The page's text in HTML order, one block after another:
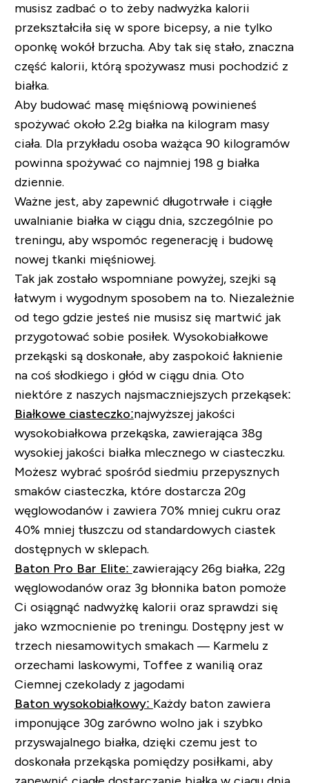
musisz zadbać o to żeby nadwyżka kalorii
przekształciła się w spore bicepsy, a nie tylko
oponkę wokół brzucha. Aby tak się stało, znaczna
część kalorii, którą spożywasz musi pochodzić z
białka.
Aby budować masę mięśniową powinieneś
spożywać około 2.2g białka na kilogram masy
ciała. Dla przykładu osoba ważąca 90 kilogramów
powinna spożywać co najmniej 198 g białka
dziennie.
Ważne jest, aby zapewnić długotrwałe i ciągłe
uwalnianie białka w ciągu dnia, szczególnie po
treningu, aby wspomóc regenerację i budowę
nowej tkanki mięśniowej.
Tak jak zostało wspomniane powyżej, szejki są
łatwym i wygodnym sposobem na to. Niezależnie
od tego gdzie jesteś nie musisz się martwić jak
przygotować sobie posiłek. Wysokobiałkowe
przekąski są doskonałe, aby zaspokoić łaknienie
na coś słodkiego i głód w ciągu dnia. Oto
niektóre z naszych najsmaczniejszych przekąsek:
Białkowe ciasteczko:najwyższej jakości
wysokobiałkowa przekąska, zawierająca 38g
wysokiej jakości białka mlecznego w ciasteczku.
Możesz wybrać spośród siedmiu przepysznych
smaków ciasteczka, które dostarcza 20g
węglowodanów i zawiera 70% mniej cukru oraz
40% mniej tłuszczu od standardowych ciastek
dostępnych w sklepach.
Baton Pro Bar Elite: zawierający 26g białka, 22g
węglowodanów oraz 3g błonnika baton pomoże
Ci osiągnąć nadwyżkę kalorii oraz sprawdzi się
jako wzmocnienie po treningu. Dostępny jest w
trzech niesamowitych smakach — Karmelu z
orzechami laskowymi, Toffee z wanilią oraz
Ciemnej czekolady z jagodami
Baton wysokobiałkowy: Każdy baton zawiera
imponujące 30g zarówno wolno jak i szybko
przyswajalnego białka, dzięki czemu jest to
doskonała przekąska pomiędzy posiłkami, aby